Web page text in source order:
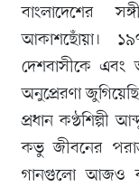
বাংলাদেশের
আকাশছোঁয়া।
দেশবাসীকে এবং
অনুপ্রেরণা
প্রধান কণ্ঠশিল্পী
কভু জীবনের
গানগুলো আজও